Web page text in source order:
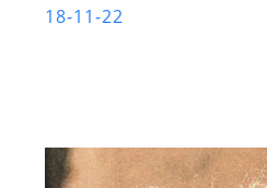
18-11-22